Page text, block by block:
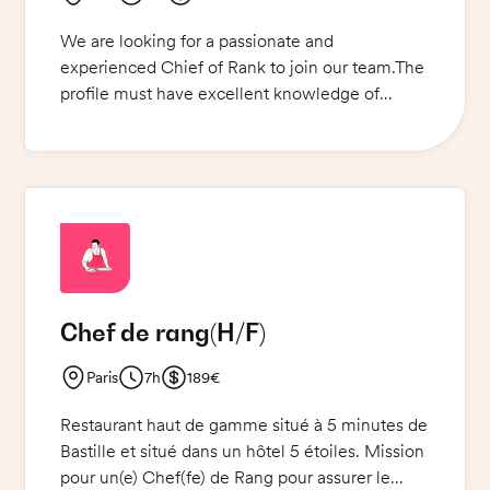
We are looking for a passionate and
experienced Chief of Rank to join our team.The
profile must have excellent knowledge of
mission will be to manage the dining room,
You will also be responsible for supervising the
waiters, controlling the quality of the dishes and
providing a professional customer service.You
6:30 pm to 12:00 pm (service in cut).The ideal
as well as being able to work in a team. If you
this role, please apply.
Chef de rang(H/F)
Paris 7h 189€
Restaurant haut de gamme situé à 5 minutes de
Bastille et situé dans un hôtel 5 étoiles. Mission
pour un(e) Chef(fe) de Rang pour assurer le